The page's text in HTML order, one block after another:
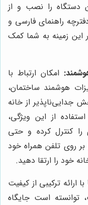
دستگاه را نصب و از
راهنمای فارسی و
این زمینه به شما کمک
امکان ارتباط با
هوشمند ساختمان،
جدایی‌ناپذیر از خانه
از این ویژگی،
را کنترل کرده و حتی
روی تلفن همراه خود
خود را ارتقا دهید.
با ارائه ترکیبی از کیفیت
توانسته است جایگاه